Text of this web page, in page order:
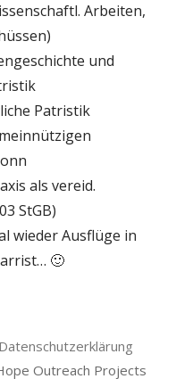
Arbeiten,
und
Patristik
als vereid.
StGB)
wieder Ausflüge in
🙂
Outreach Projects